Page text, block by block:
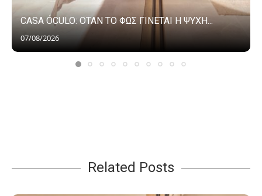
CASA ÓCULO: ΟΤΑΝ ΤΟ ΦΩΣ ΓΙΝΕΤΑΙ Η ΨΥΧΗ...
07/08/2026
Related Posts